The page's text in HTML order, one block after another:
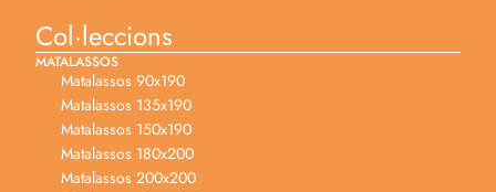
Col·leccions
MATALASSOS
Matalassos 90x190
Matalassos 135x190
Matalassos 150x190
Matalassos 180x200
Matalassos 200x200